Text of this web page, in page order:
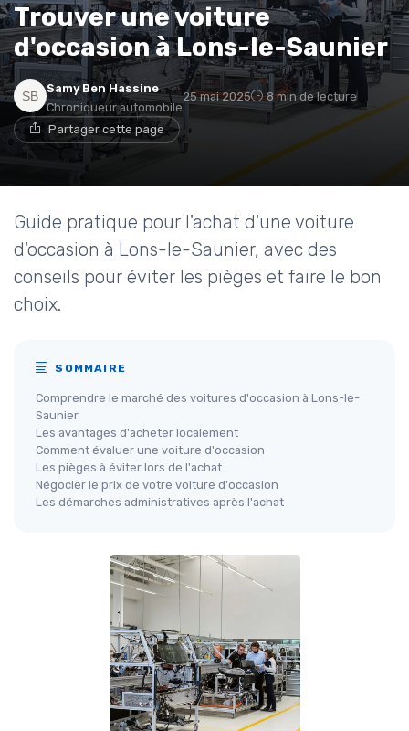
Trouver une voiture
d'occasion à Lons-le-Saunier
Samy Ben Hassine
Chroniqueur automobile
25 mai 2025 8 min de lecture
Partager cette page
Guide pratique pour l'achat d'une voiture
d'occasion à Lons-le-Saunier, avec des
conseils pour éviter les pièges et faire le bon
choix.
SOMMAIRE
Comprendre le marché des voitures d'occasion à Lons-le-
Saunier
Les avantages d'acheter localement
Comment évaluer une voiture d'occasion
Les pièges à éviter lors de l'achat
Négocier le prix de votre voiture d'occasion
Les démarches administratives après l'achat